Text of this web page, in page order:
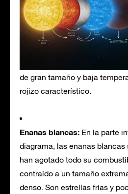
de gran tamaño y baja
rojizo característico.
Enanas blancas: En la parte
diagrama, las enanas blancas
han agotado todo su
contraído a un tamaño
denso. Son estrellas frías y